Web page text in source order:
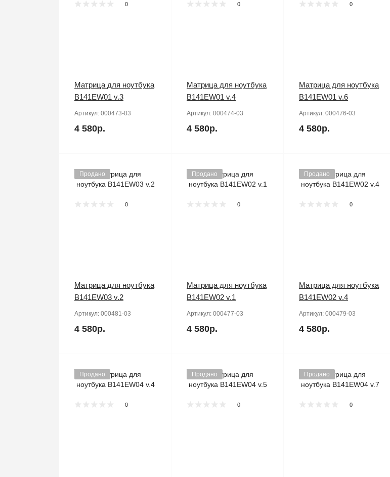
0
Матрица для ноутбука
B141EW01 v.3
Артикул: 000473-03
4 580р.
0
Матрица для ноутбука
B141EW01 v.4
Артикул: 000474-03
4 580р.
0
Матрица для ноутбука
B141EW01 v.6
Артикул: 000476-03
4 580р.
Продано
0
Матрица для ноутбука
B141EW03 v.2
Артикул: 000481-03
4 580р.
Продано
0
Матрица для ноутбука
B141EW02 v.1
Артикул: 000477-03
4 580р.
Продано
0
Матрица для ноутбука
B141EW02 v.4
Артикул: 000479-03
4 580р.
Продано
0
Продано
0
Продано
0